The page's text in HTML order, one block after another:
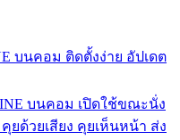
บนคอม ติดตั้งง่าย อัปเดต
บนคอม เปิดใช้ขณะนั่ง
ยด้วยเสียง คุยเห็นหน้า ส่ง